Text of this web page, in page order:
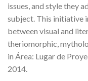
issues, and style they
subject. This initiative
between visual and
theriomorphic,
in Área: Lugar de
2014.